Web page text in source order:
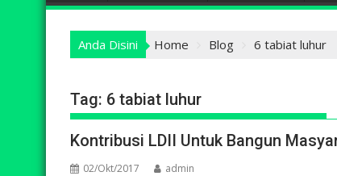
Anda Disini Home Blog 6 tabiat luhur
Tag: 6 tabiat luhur
Kontribusi LDII Untuk Bangun
02/Okt/2017 admin